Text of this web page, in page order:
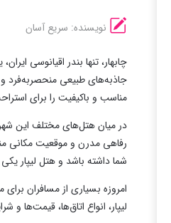
نویسنده: سریع آسان
چابهار، تنها بندر اقیانوسی
جاذبه‌های طبیعی منحصربه‌فرد
مناسب و باکیفیت را برای
در میان هتل‌های مختلف این
رفاهی مدرن و موقعیت مکانی
شما داشته باشد و هتل لیپار
امروزه بسیاری از مسافران
لیپار، انواع اتاق‌ها، قیمت‌ها و